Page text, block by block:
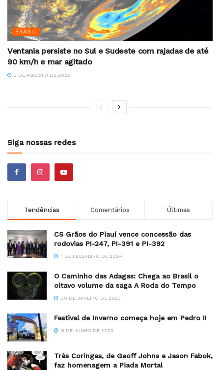
BRASIL
Ventania persiste no Sul e Sudeste com rajadas de até
90 km/h e mar agitado
8 DE AGOSTO DE 2026
Siga nossas redes
Tendências Comentários Últimas
CS Grãos do Piauí vence concessão das
rodovias PI-247, PI-391 e PI-392
1 DE FEVEREIRO DE 2024
O Caminho das Adagas: Chega ao Brasil o
oitavo volume da saga A Roda do Tempo
30 DE JANEIRO DE 2023
Festival de Inverno começa hoje em Pedro II
8 DE JUNHO DE 2023
Três Coringas, de Geoff Johns e Jason Fabok,
faz homenagem a Piada Mortal